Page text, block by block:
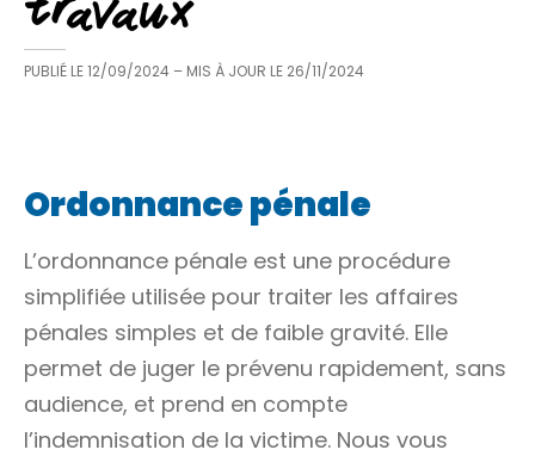
travaux
PUBLIÉ LE12/09/2024 – MIS À JOUR LE 26/11/2024
Ordonnance pénale
L’ordonnance pénale est une procédure
simplifiée utilisée pour traiter les affaires
pénales simples et de faible gravité. Elle
permet de juger le prévenu rapidement, sans
audience, et prend en compte
l’indemnisation de la victime. Nous vous